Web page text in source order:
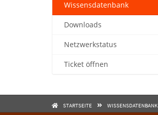
Wissensdatenbank
Downloads
Netzwerkstatus
Ticket öffnen
STARTSEITE WISSENSDATENBANK